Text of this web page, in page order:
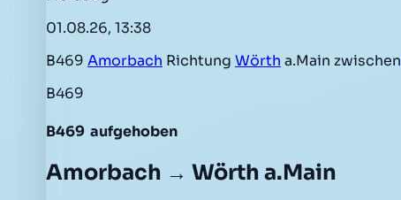
01.08.26, 13:38
B469 Amorbach Richtung Wörth a.Main zwischen
B469
B469 aufgehoben
Amorbach → Wörth a.Main